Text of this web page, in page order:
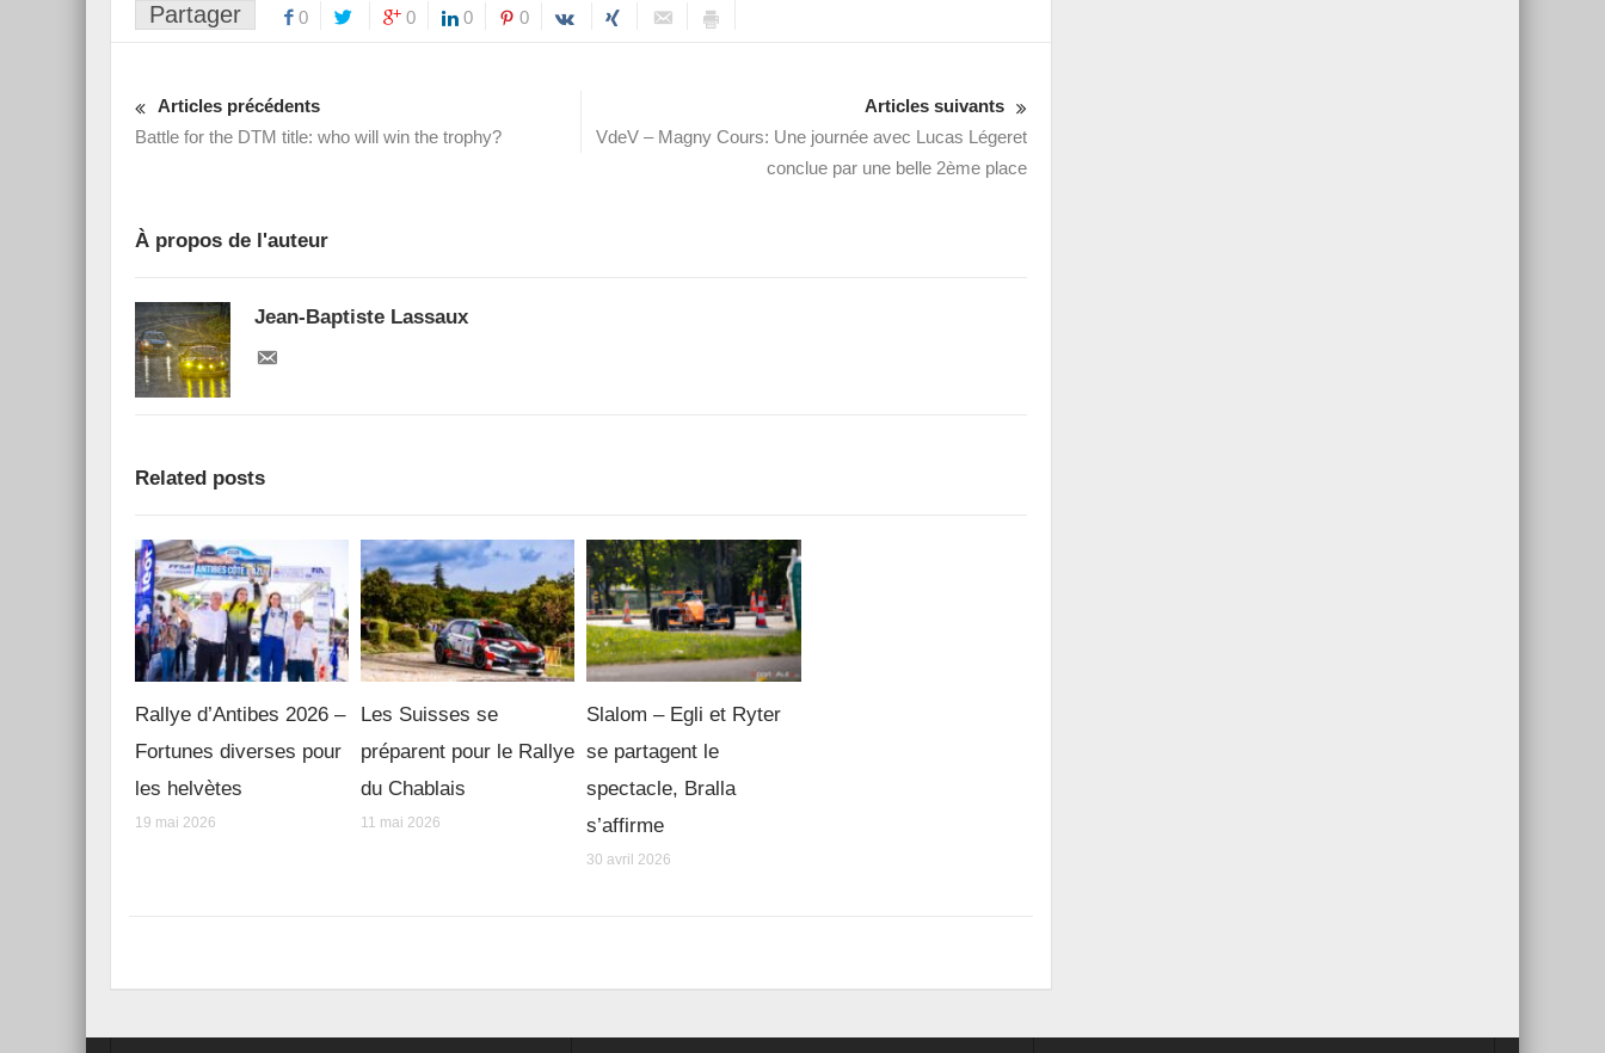
Partager 0 0 0 0
Articles précédents
Battle for the DTM title: who will win the trophy?
Articles suivants
VdeV – Magny Cours: Une journée avec Lucas Légeret
conclue par une belle 2ème place
À propos de l'auteur
Jean-Baptiste Lassaux
Related posts
Rallye d’Antibes 2026 –
Fortunes diverses pour
les helvètes
19 mai 2026
Les Suisses se
préparent pour le Rallye
du Chablais
11 mai 2026
Slalom – Egli et Ryter
se partagent le
spectacle, Bralla
s’affirme
30 avril 2026